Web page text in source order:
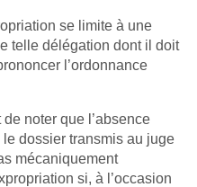
se limite à une
telle délégation dont il doit
l’ordonnance
noter que l’absence
dossier transmis au juge
mécaniquement
si, à l’occasion